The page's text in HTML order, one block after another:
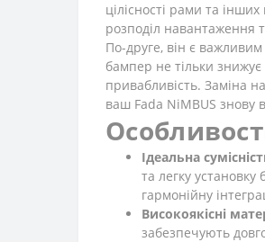
цілісності рами та
розподіл навантаження
По-друге, він є
бампер не тільки
привабливість. Заміна
ваш Fada NiMBUS знову
Ідеальна
та легку
гармонійну
Високоякісні
забезпечують